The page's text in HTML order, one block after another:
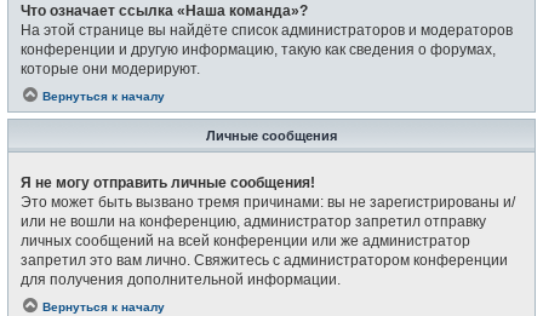
Что означает ссылка «Наша команда»?
На этой странице вы найдёте список администраторов и модераторов
конференции и другую информацию, такую как сведения о форумах,
которые они модерируют.
Вернуться к началу
Личные сообщения
Я не могу отправить личные сообщения!
Это может быть вызвано тремя причинами: вы не зарегистрированы и/
или не вошли на конференцию, администратор запретил отправку
личных сообщений на всей конференции или же администратор
запретил это вам лично. Свяжитесь с администратором конференции
для получения дополнительной информации.
Вернуться к началу